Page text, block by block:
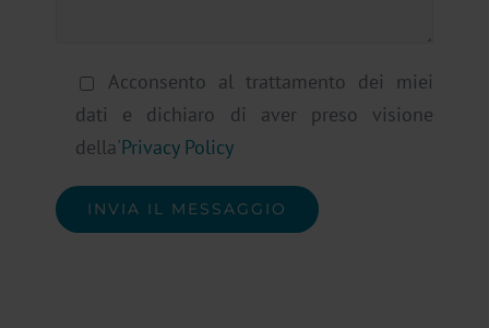
Acconsento al trattamento dei miei
dati e dichiaro di aver preso visione
della'Privacy Policy